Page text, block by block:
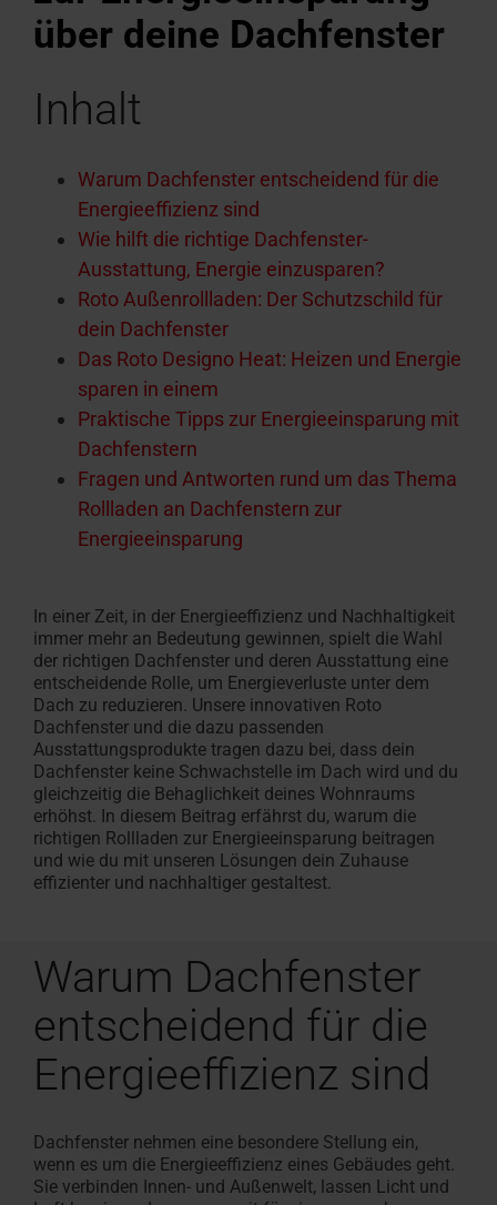
Traumprojekt100%
Fassadenanschluss­
fenster
Sonnenschutz & Rollos
finden
Seminare
Download-BereichHäufige Fragen und
Download-BereichTools & Konfiguratoren
über deine Dachfenster
Inhalt
Warum Dachfenster entscheidend für die
Energieeffizienz sind
Wie hilft die richtige Dachfenster-
Ausstattung, Energie einzusparen?
Roto Außenrollladen: Der Schutzschild für
dein Dachfenster
Das Roto Designo Heat: Heizen und Energie
sparen in einem
Praktische Tipps zur Energieeinsparung mit
Dachfenstern
Fragen und Antworten rund um das Thema
Rollladen an Dachfenstern zur
Energieeinsparung
In einer Zeit, in der Energieeffizienz und Nachhaltigkeit
immer mehr an Bedeutung gewinnen, spielt die Wahl
der richtigen Dachfenster und deren Ausstattung eine
entscheidende Rolle, um Energieverluste unter dem
Dach zu reduzieren. Unsere innovativen Roto
Dachfenster und die dazu passenden
Ausstattungsprodukte tragen dazu bei, dass dein
Dachfenster keine Schwachstelle im Dach wird und du
gleichzeitig die Behaglichkeit deines Wohnraums
erhöhst. In diesem Beitrag erfährst du, warum die
richtigen Rollladen zur Energieeinsparung beitragen
und wie du mit unseren Lösungen dein Zuhause
effizienter und nachhaltiger gestaltest.
Warum Dachfenster
entscheidend für die
Energieeffizienz sind
Dachfenster nehmen eine besondere Stellung ein,
wenn es um die Energieeffizienz eines Gebäudes geht.
Sie verbinden Innen- und Außenwelt, lassen Licht und